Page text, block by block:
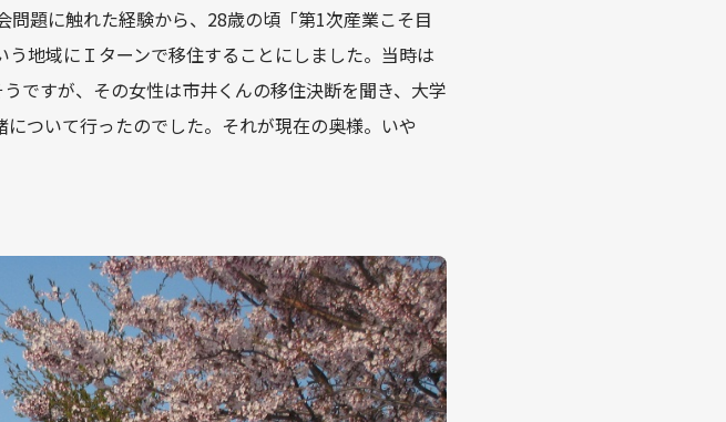
題に触れた経験から、28歳の頃「第1次産業こそ目
地域にＩターンで移住することにしました。当時は
ですが、その女性は市井くんの移住決断を聞き、大学
ついて行ったのでした。それが現在の奥様。いや